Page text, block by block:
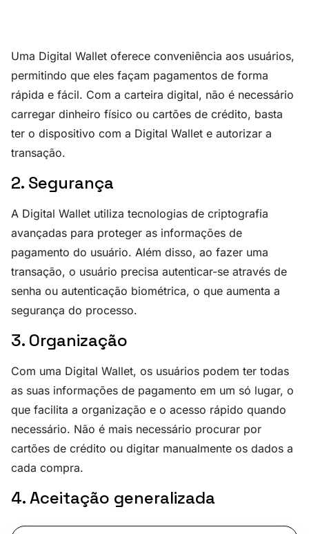
Uma Digital Wallet oferece conveniência aos usuários,
permitindo que eles façam pagamentos de forma
rápida e fácil. Com a carteira digital, não é necessário
carregar dinheiro físico ou cartões de crédito, basta
ter o dispositivo com a Digital Wallet e autorizar a
transação.
2. Segurança
A Digital Wallet utiliza tecnologias de criptografia
avançadas para proteger as informações de
pagamento do usuário. Além disso, ao fazer uma
transação, o usuário precisa autenticar-se através de
senha ou autenticação biométrica, o que aumenta a
segurança do processo.
3. Organização
Com uma Digital Wallet, os usuários podem ter todas
as suas informações de pagamento em um só lugar, o
que facilita a organização e o acesso rápido quando
necessário. Não é mais necessário procurar por
cartões de crédito ou digitar manualmente os dados a
cada compra.
4. Aceitação generalizada